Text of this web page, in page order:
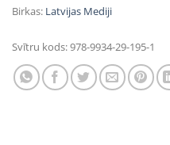
Birkas: Latvijas Mediji
Svītru kods:978-9934-29-195-1